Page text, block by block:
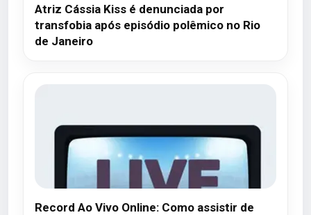
Atriz Cássia Kiss é denunciada por
transfobia após episódio polêmico no Rio
de Janeiro
Record Ao Vivo Online: Como assistir de